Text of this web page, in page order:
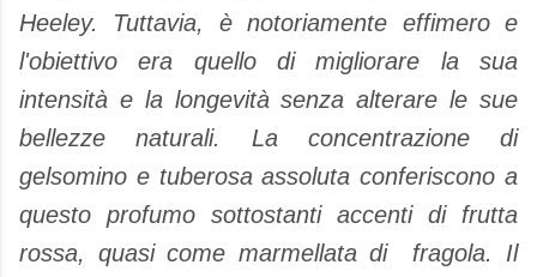
Heeley. Tuttavia, è notoriamente effimero e
l'obiettivo era quello di migliorare la sua
intensità e la longevità senza alterare le sue
bellezze naturali. La concentrazione di
gelsomino e tuberosa assoluta conferiscono a
questo profumo sottostanti accenti di frutta
rossa, quasi come marmellata di fragola. Il